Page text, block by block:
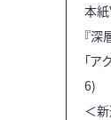
本紙
『深
「ア
6)
＜